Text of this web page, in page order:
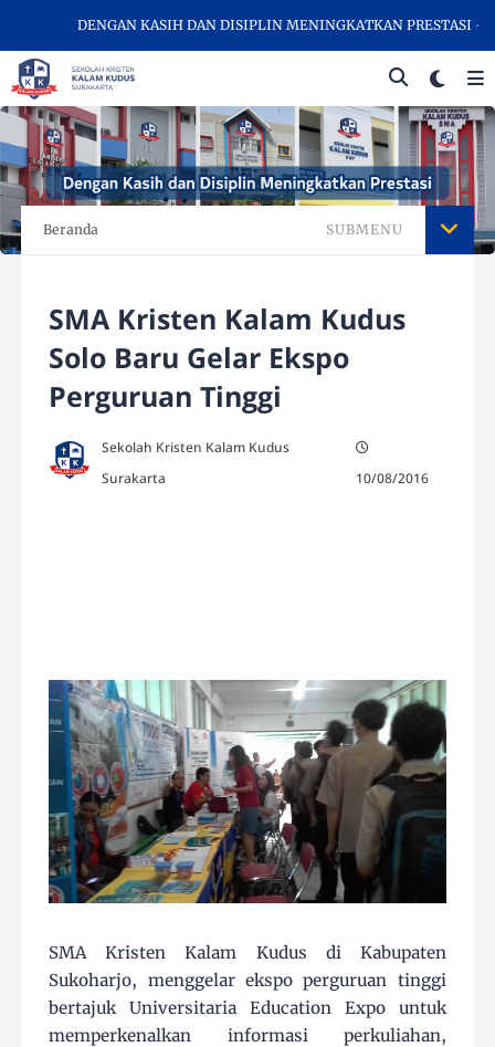
DENGAN KASIH DAN DISIPLIN MENINGKATKAN PRESTASI -
Beranda SUBMENU
SMA Kristen Kalam Kudus
Solo Baru Gelar Ekspo
Perguruan Tinggi
Sekolah Kristen Kalam Kudus
Surakarta
10/08/2016
SMA Kristen Kalam Kudus di Kabupaten
Sukoharjo, menggelar ekspo perguruan tinggi
bertajuk Universitaria Education Expo untuk
memperkenalkan informasi perkuliahan,